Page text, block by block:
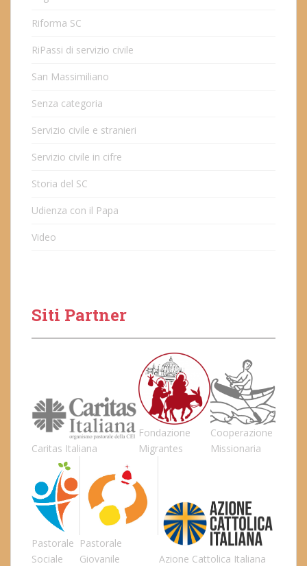
Riforma SC
RiPassi di servizio civile
San Massimiliano
Senza categoria
Servizio civile e stranieri
Servizio civile in cifre
Storia del SC
Udienza con il Papa
Video
Siti Partner
Caritas Italiana
Fondazione
Migrantes
Cooperazione
Missionaria
Pastorale
Sociale
Pastorale
Giovanile
Azione Cattolica Italiana